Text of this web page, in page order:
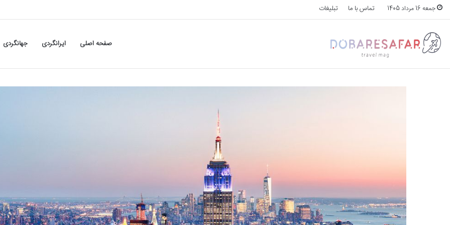
جمعه 16 مرداد 1405 تماس با ما تبلیغات
صفحه اصلی ایرانگردی جهانگردی